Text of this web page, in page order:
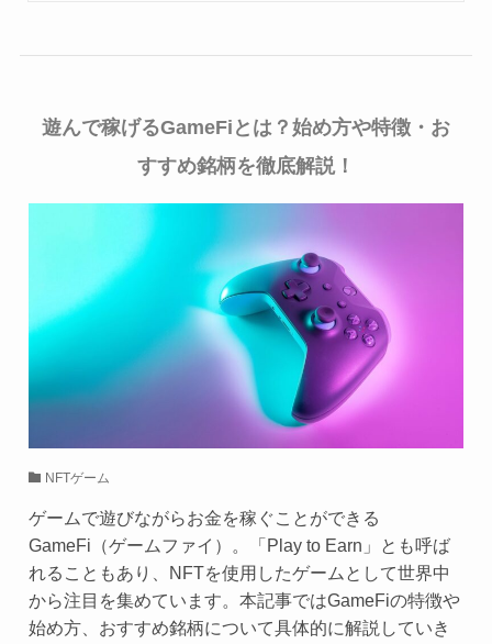
遊んで稼げるGameFiとは？始め方や特徴・お
すすめ銘柄を徹底解説！
NFTゲーム
ゲームで遊びながらお金を稼ぐことができる
GameFi（ゲームファイ）。「Play to Earn」とも呼ば
れることもあり、NFTを使用したゲームとして世界中
から注目を集めています。本記事ではGameFiの特徴や
始め方、おすすめ銘柄について具体的に解説していき